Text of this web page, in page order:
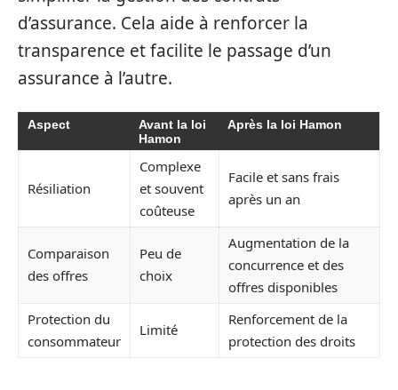
d’assurance. Cela aide à renforcer la
transparence et facilite le passage d’un
assurance à l’autre.
Aspect
Avant la loi
Hamon
Après la loi Hamon
Résiliation
Complexe
et souvent
coûteuse
Facile et sans frais
après un an
Comparaison
des offres
Peu de
choix
Augmentation de la
concurrence et des
offres disponibles
Protection du
consommateur
Limité
Renforcement de la
protection des droits